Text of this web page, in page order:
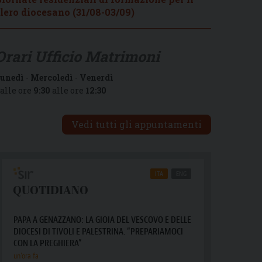
diocesano (31/08-03/09)
- Mercoledì - Venerdì
ore 9:30 alle ore 12:30
Vedi tutti gli appuntamenti